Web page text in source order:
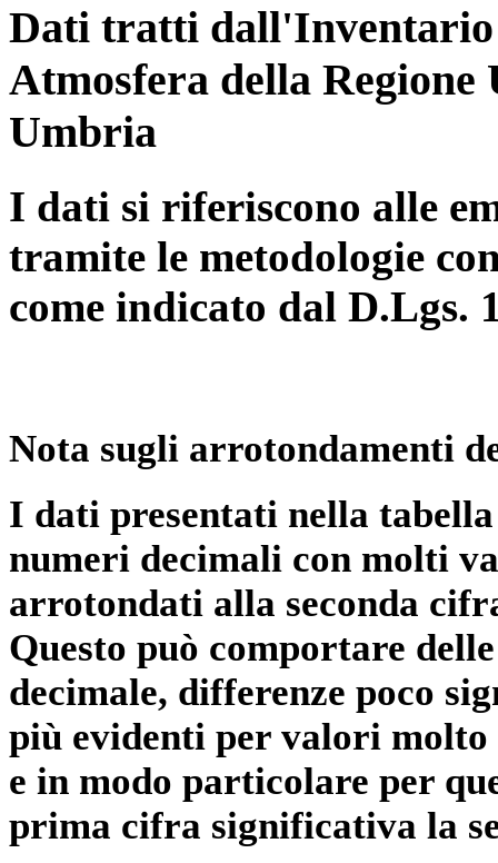
Dati tratti dall'Inventario
Atmosfera della
Umbria
I dati si riferiscono alle
tramite le metodologie
come indicato dal D.Lgs.
Nota sugli arrotondamenti
I dati presentati nella
numeri decimali con molti
arrotondati alla seconda
Questo può comportare
decimale, differenze poco
più evidenti per valori
e in modo particolare per
prima cifra significativa la